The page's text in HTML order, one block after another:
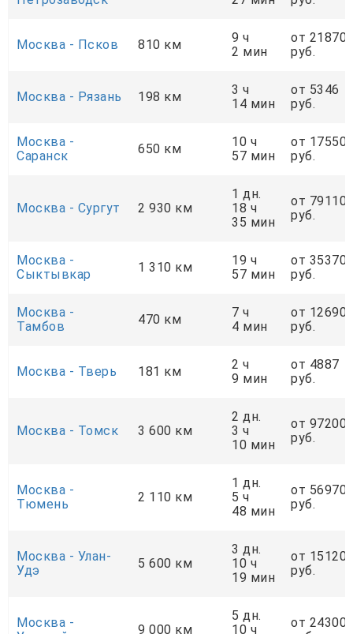
Москва - Псков 810 км
9 ч
2 мин
от 21870
руб.
Москва - Рязань 198 км
3 ч
14 мин
от 5346
руб.
Москва -
Саранск
650 км
10 ч
57 мин
от 17550
руб.
Москва - Сургут 2 930 км
1 дн.
18 ч
35 мин
от 79110
руб.
Москва -
Сыктывкар
1 310 км
19 ч
57 мин
от 35370
руб.
Москва -
Тамбов
470 км
7 ч
4 мин
от 12690
руб.
Москва - Тверь 181 км
2 ч
9 мин
от 4887
руб.
Москва - Томск 3 600 км
2 дн.
3 ч
10 мин
от 97200
руб.
Москва -
Тюмень
2 110 км
1 дн.
5 ч
48 мин
от 56970
руб.
Москва - Улан-
Удэ
5 600 км
3 дн.
10 ч
19 мин
от
руб.
Москва -
9 000 км
5 дн.
10 ч
от